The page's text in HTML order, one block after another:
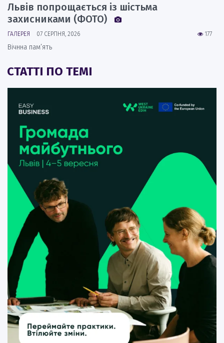
Львів попрощається із шістьма
захисниками (ФОТО)
177
ГАЛЕРЕЯ 07 СЕРПНЯ, 2026
Вічнна пам’ять
СТАТТІ ПО ТЕМІ